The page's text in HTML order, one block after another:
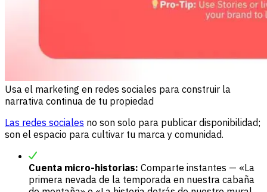
Usa el marketing en redes sociales para construir la
narrativa continua de tu propiedad
Las redes sociales no son solo para publicar disponibilidad;
son el espacio para cultivar tu marca y comunidad.
Cuenta micro-historias: Comparte instantes — «La
primera nevada de la temporada en nuestra cabaña